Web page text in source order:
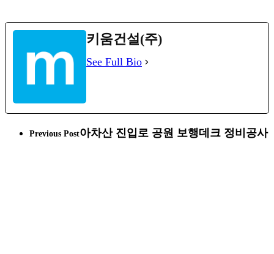
키움건설(주)
See Full Bio
Previous Post아차산 진입로 공원 보행데크 정비공사